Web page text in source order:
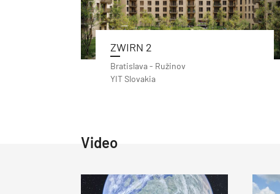
ZWIRN 2
Bratislava - Ružinov
YIT Slovakia
Video